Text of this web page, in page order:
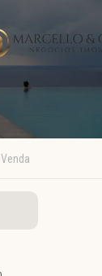
Venda